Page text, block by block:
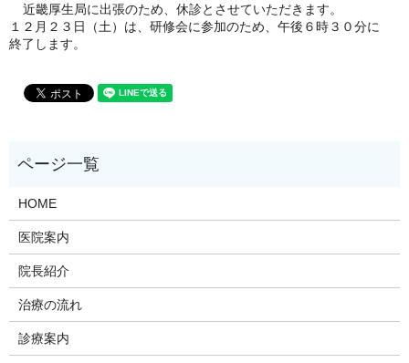
近畿厚生局に出張のため、休診とさせていただきます。
１２月２３日（土）は、研修会に参加のため、午後６時３０分に
終了します。
HOME
医院案内
院長紹介
治療の流れ
診療案内